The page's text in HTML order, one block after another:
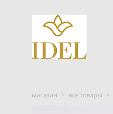
магазин > все товары >